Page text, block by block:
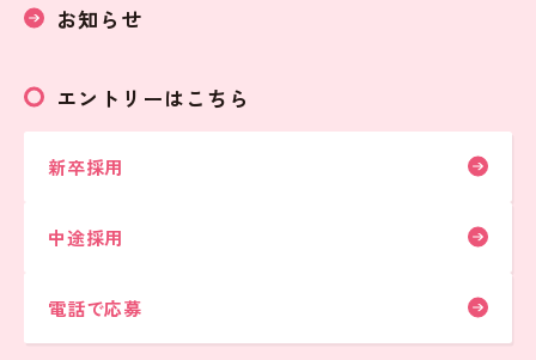
お知らせ
エントリーはこちら
新卒採用
中途採用
電話で応募